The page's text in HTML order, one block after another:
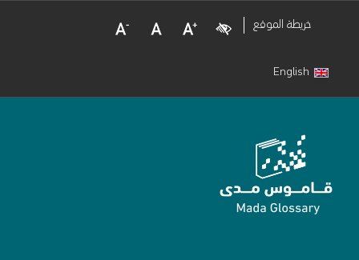
خريطة الموقع Visual Impairment
Increase Font Size
Normal Font Size
Decrease Font Size
English